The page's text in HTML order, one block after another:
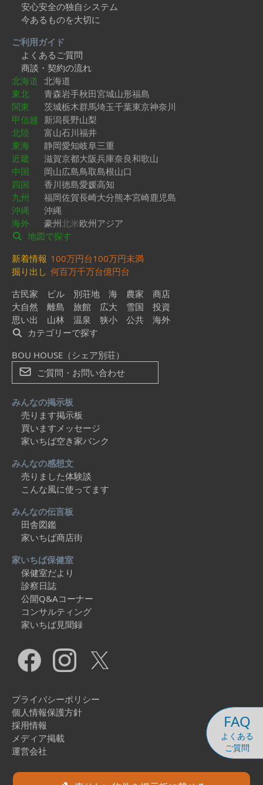
FAQ
よくある
ご質問
安心安全の独自システム
今あるものを大切に
ご利用ガイド
よくあるご質問
商談・契約の流れ
北海道 北海道
東北
青森岩手秋田宮城山形福島
関東
茨城栃木群馬埼玉千葉東京神奈川
甲信越 新潟長野山梨
北陸
富山石川福井
東海
静岡愛知岐阜三重
近畿
滋賀京都大阪兵庫奈良和歌山
中国
岡山広島鳥取島根山口
四国
香川徳島愛媛高知
九州
福岡佐賀長崎大分熊本宮崎鹿児島
沖縄
沖縄
海外
豪州北米欧州アジア
地図で探す
新着情報 100万円台100万円未満
掘り出し 何百万千万台億円台
古民家
ビル 別荘地 海 農家
商店
大自然
離島 旅館 広大 雪国
投資
思い出
山林 温泉 狭小 公共
海外
カテゴリーで探す
BOU HOUSE（シェア別荘）
ご質問・お問い合わせ
みんなの掲示板
売ります掲示板
買いますメッセージ
家いちば空き家バンク
みんなの感想文
売りました体験談
こんな風に使ってます
みんなの伝言板
田舎図鑑
家いちば商店街
家いちば保健室
保健室だより
診察日誌
公開Q&Aコーナー
コンサルティング
家いちば見聞録
プライバシーポリシー
個人情報保護方針
採用情報
メディア掲載
運営会社
Copyright © 2026 Ieichiba Co., Ltd. All Rights Reserved.